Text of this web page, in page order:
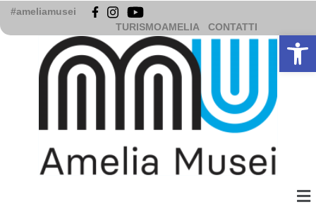
Vai
contenuto
#ameliamusei
TURISMOAMELIA
CONTATTI
Apri la